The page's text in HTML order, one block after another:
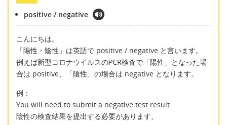
positive / negative
こんにちは。
「陽性・陰性」は英語で positive / negative と言います。
例えば新型コロナウイルスのPCR検査で「陽性」となった場
合は positive、「陰性」の場合は negative となります。
例：
You will need to submit a negative test result.
陰性の検査結果を提出する必要があります。